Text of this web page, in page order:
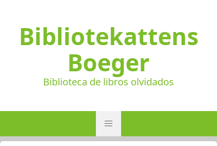
Bibliotekattens
Boeger
Biblioteca de libros olvidados